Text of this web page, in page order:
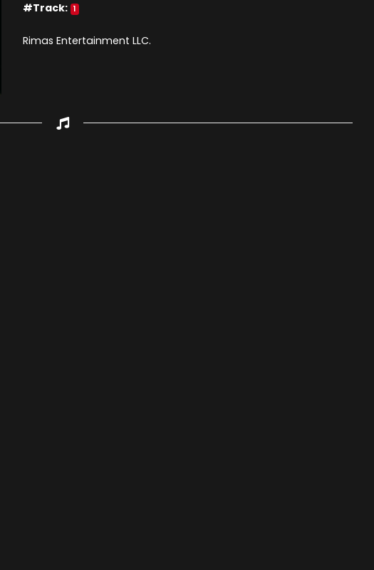
#Track: 1
Rimas Entertainment LLC.